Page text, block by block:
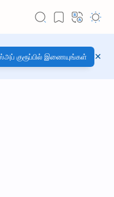
குரூப்பில் இணையுங்கள்